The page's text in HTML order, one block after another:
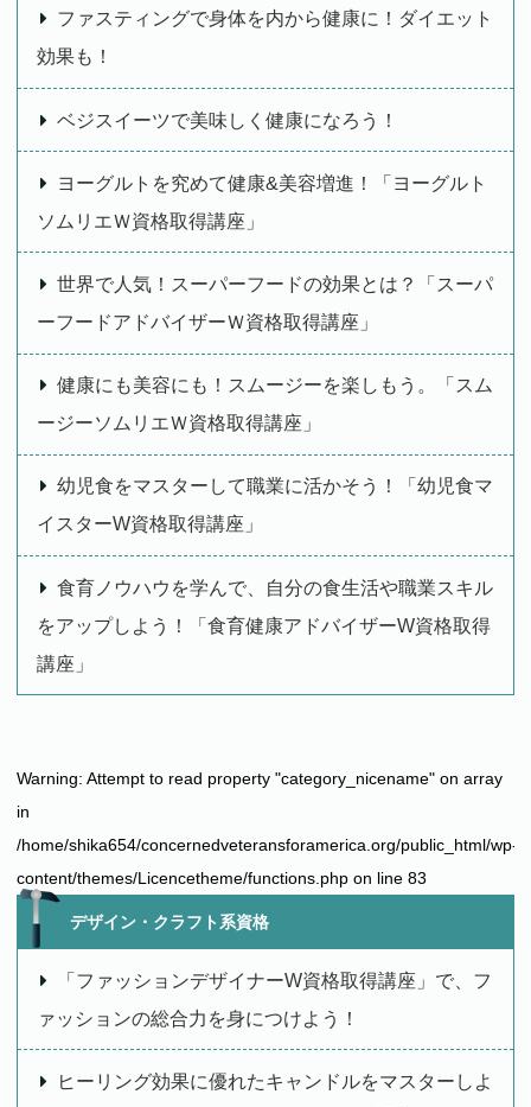
ファスティングで身体を内から健康に！ダイエット
効果も！
ベジスイーツで美味しく健康になろう！
ヨーグルトを究めて健康&美容増進！「ヨーグルト
ソムリエＷ資格取得講座」
世界で人気！スーパーフードの効果とは？「スーパ
ーフードアドバイザーＷ資格取得講座」
健康にも美容にも！スムージーを楽しもう。「スム
ージーソムリエＷ資格取得講座」
幼児食をマスターして職業に活かそう！「幼児食マ
イスターW資格取得講座」
食育ノウハウを学んで、自分の食生活や職業スキル
をアップしよう！「食育健康アドバイザーW資格取得
講座」
Warning: Attempt to read property "category_nicename" on array
in
/home/shika654/concernedveteransforamerica.org/public_html/wp-
content/themes/Licencetheme/functions.php on line 83
デザイン・クラフト系資格
「ファッションデザイナーW資格取得講座」で、フ
ァッションの総合力を身につけよう！
ヒーリング効果に優れたキャンドルをマスターしよ